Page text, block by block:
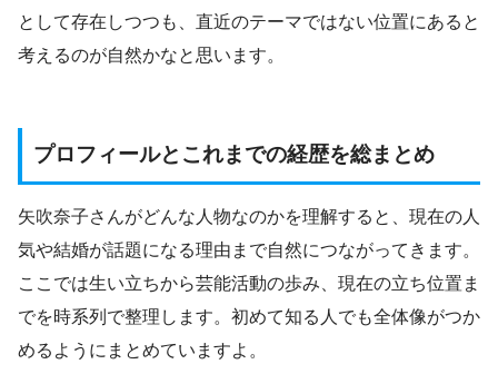
として存在しつつも、直近のテーマではない位置にあると
考えるのが自然かなと思います。
プロフィールとこれまでの経歴を総まとめ
矢吹奈子さんがどんな人物なのかを理解すると、現在の人
気や結婚が話題になる理由まで自然につながってきます。
ここでは生い立ちから芸能活動の歩み、現在の立ち位置ま
でを時系列で整理します。初めて知る人でも全体像がつか
めるようにまとめていますよ。